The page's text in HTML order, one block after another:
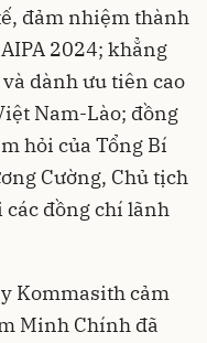
đảm nhiệm thành
2024; khẳng
dành ưu tiên cao
Nam-Lào; đồng
hỏi của Tổng Bí
Cường, Chủ tịch
đồng chí lãnh
Kommasith cảm
Minh Chính đã